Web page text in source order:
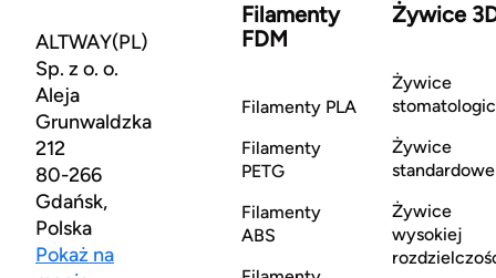
ALTWAY(PL)
Sp. z o. o.
Aleja
Grunwaldzka
212
80-266
Gdańsk,
Polska
Pokaż na
Filamenty
FDM
Filamenty PLA
Filamenty
PETG
Filamenty
ABS
Żywice
Żywice
Żywice
standardowe
Żywice
wysokiej